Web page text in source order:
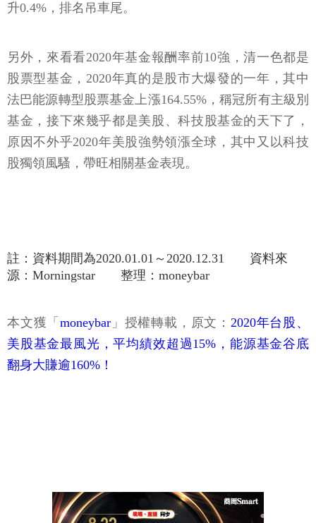
升0.4%，排名吊車尾。
另外，來看看2020年基金報酬率前10強，清一色都是
股票型基金，2020年真的是股市大爆發的一年，其中
法巴能源轉型股票基金上漲164.55%，稱冠所有主級別
基金，接下來幾乎都是美股、科技股基金的天下了，
原因不外乎2020年美股強勢領漲全球，其中又以科技
股獨領風騷，帶旺相關基金表現。
註：資料期間為2020.01.01～2020.12.31 資料來
源：Morningstar 整理：moneybar
本文獲「moneybar 」授權轉載，原文： 2020年台股、
美股基金最風光，平均績效超過15%，能源基金谷底
翻身大賺逾160%！